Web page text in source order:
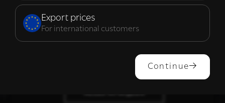
Export prices
For international customers
Continue
ALLES ACCEPTEREN